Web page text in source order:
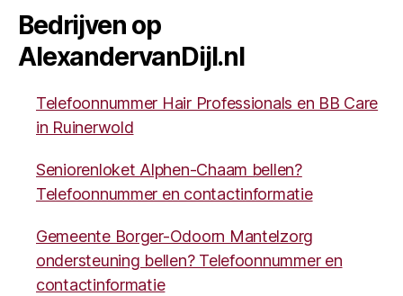
Bedrijven op
AlexandervanDijl.nl
Telefoonnummer Hair Professionals en BB Care
in Ruinerwold
Seniorenloket Alphen-Chaam bellen?
Telefoonnummer en contactinformatie
Gemeente Borger-Odoorn Mantelzorg
ondersteuning bellen? Telefoonnummer en
contactinformatie